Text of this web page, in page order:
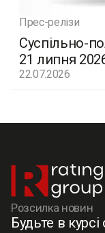
Прес-релізи
Суспільно-
21 липня
22.07.2026
Розсилка новин
Будьте в